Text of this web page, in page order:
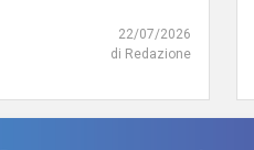
22/07/2026
di Redazione